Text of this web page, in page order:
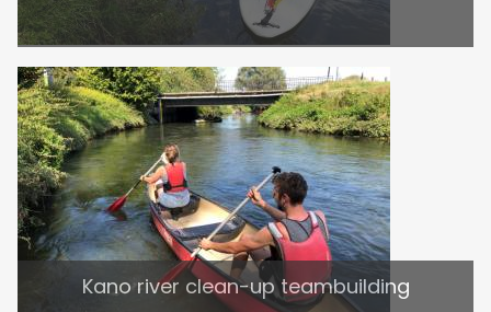
Kano river clean-up teambuilding